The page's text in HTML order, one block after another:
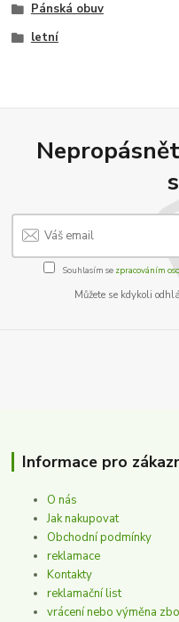
Pánská obuv
letní
Souhlasím se zpracováním
Můžete se kdykoli
Informace pro
O nás
Jak nakupovat
Obchodní podmínky
reklamace
Kontakty
reklamační list
vrácení nebo výměna